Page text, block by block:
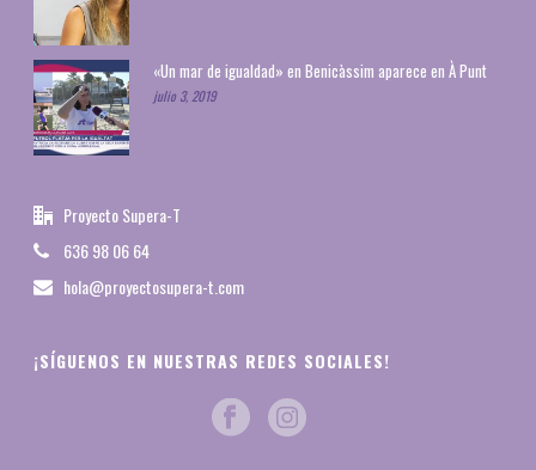
«Un mar de igualdad» en Benicàssim aparece en À Punt
julio 3, 2019
Proyecto Supera-T
636 98 06 64
hola@proyectosupera-t.com
¡SÍGUENOS EN NUESTRAS REDES SOCIALES!